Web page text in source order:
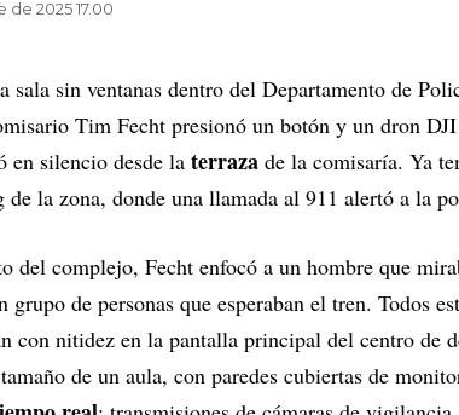
2025 17.00
sala sin ventanas dentro del Departamento de
Tim Fecht presionó un botón y un dron
en silencio desde la terraza de la comisaría. Ya
de la zona, donde una llamada al 911 alertó a la
del complejo, Fecht enfocó a un hombre que
grupo de personas que esperaban el tren. Todos
con nitidez en la pantalla principal del centro de
de un aula, con paredes cubiertas de